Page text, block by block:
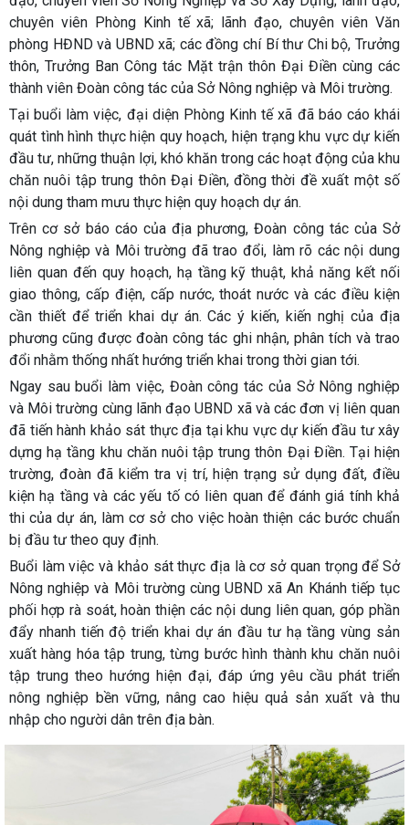
chuyên viên Phòng Kinh tế xã; lãnh đạo, chuyên viên Văn
phòng HĐND và UBND xã; các đồng chí Bí thư Chi bộ, Trưởng
thôn, Trưởng Ban Công tác Mặt trận thôn Đại Điền cùng các
thành viên Đoàn công tác của Sở Nông nghiệp và Môi trường.
Tại buổi làm việc, đại diện Phòng Kinh tế xã đã báo cáo khái
quát tình hình thực hiện quy hoạch, hiện trạng khu vực dự kiến
đầu tư, những thuận lợi, khó khăn trong các hoạt động của khu
chăn nuôi tập trung thôn Đại Điền, đồng thời đề xuất một số
nội dung tham mưu thực hiện quy hoạch dự án.
Trên cơ sở báo cáo của địa phương, Đoàn công tác của Sở
Nông nghiệp và Môi trường đã trao đổi, làm rõ các nội dung
liên quan đến quy hoạch, hạ tầng kỹ thuật, khả năng kết nối
giao thông, cấp điện, cấp nước, thoát nước và các điều kiện
cần thiết để triển khai dự án. Các ý kiến, kiến nghị của địa
phương cũng được đoàn công tác ghi nhận, phân tích và trao
đổi nhằm thống nhất hướng triển khai trong thời gian tới.
Ngay sau buổi làm việc, Đoàn công tác của Sở Nông nghiệp
và Môi trường cùng lãnh đạo UBND xã và các đơn vị liên quan
đã tiến hành khảo sát thực địa tại khu vực dự kiến đầu tư xây
dựng hạ tầng khu chăn nuôi tập trung thôn Đại Điền. Tại hiện
trường, đoàn đã kiểm tra vị trí, hiện trạng sử dụng đất, điều
kiện hạ tầng và các yếu tố có liên quan để đánh giá tính khả
thi của dự án, làm cơ sở cho việc hoàn thiện các bước chuẩn
bị đầu tư theo quy định.
Buổi làm việc và khảo sát thực địa là cơ sở quan trọng để Sở
Nông nghiệp và Môi trường cùng UBND xã An Khánh tiếp tục
phối hợp rà soát, hoàn thiện các nội dung liên quan, góp phần
đẩy nhanh tiến độ triển khai dự án đầu tư hạ tầng vùng sản
xuất hàng hóa tập trung, từng bước hình thành khu chăn nuôi
tập trung theo hướng hiện đại, đáp ứng yêu cầu phát triển
nông nghiệp bền vững, nâng cao hiệu quả sản xuất và thu
nhập cho người dân trên địa bàn.